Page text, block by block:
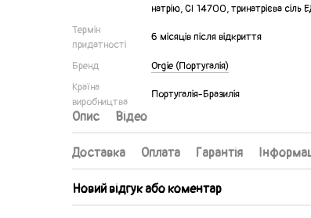
натрію, CI 14700, тринатрієва
Термін
придатності
6 місяців після відкриття
Бренд
Orgie (Португалія)
Країна
виробництва
Португалія-Бразилія
Опис Відео
Доставка Оплата Гарантія
Новий відгук або коментар